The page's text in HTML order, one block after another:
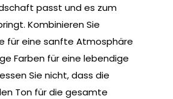
passt und es zum
Kombinieren Sie
für eine sanfte Atmosphäre
Farben für eine lebendige
Sie nicht, dass die
Ton für die gesamte